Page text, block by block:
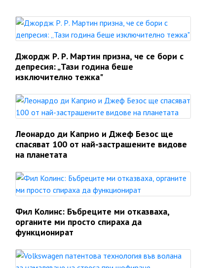
Джордж Р. Р. Мартин призна, че се бори с
депресия: „Тази година беше
изключително тежка"
Леонардо ди Каприо и Джеф Безос ще
спасяват 100 от най-застрашените видове
на планетата
Фил Колинс: Бъбреците ми отказваха,
органите ми просто спираха да
функционират